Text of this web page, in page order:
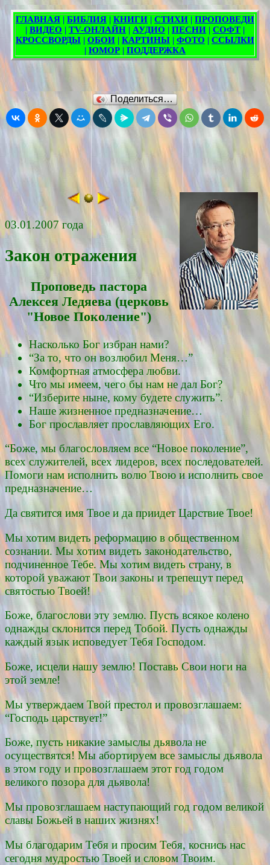
Поделиться…
03.01.2007 года
Закон отражения
Проповедь пасторa
Алексея Ледяевa (церковь
"Новое Поколение")
Насколько Бог избран нами?
“За то, что он возлюбил Меня…”
Комфортная атмосфера любви.
Что мы имеем, чего бы нам не дал Бог?
“Изберите ныне, кому будете служить”.
Наше жизненное предназначение…
Бог прославляет прославляющих Его.
“Боже, мы благословляем все “Новое поколение”,
всех служителей, всех лидеров, всех последователей.
Помоги нам исполнить волю Твою и исполнить свое
предназначение…
Да святится имя Твое и да приидет Царствие Твое!
Мы хотим видеть реформацию в общественном
сознании. Мы хотим видеть законодательство,
подчиненное Тебе. Мы хотим видеть страну, в
которой уважают Твои законы и трепещут перед
святостью Твоей!
Боже, благослови эту землю. Пусть всякое колено
однажды склонится перед Тобой. Пусть однажды
каждый язык исповедует Тебя Господом.
Боже, исцели нашу землю! Поставь Свои ноги на
этой земле!
Мы утверждаем Твой престол и провозглашаем:
“Господь царствует!”
Боже, пусть никакие замыслы дьявола не
осуществятся! Мы абортируем все замыслы дьявола
в этом году и провозглашаем этот год годом
великого позора для дьявола!
Мы провозглашаем наступающий год годом великой
славы Божьей в наших жизнях!
Мы благодарим Тебя и просим Тебя, коснись нас
сегодня мудростью Твоей и словом Твоим.